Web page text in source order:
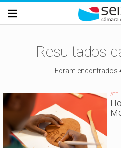
Passar para o conteúdo principal

Resultados
Foram encontrados